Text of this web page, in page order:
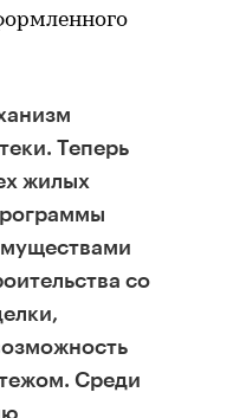
Теперь
жилых
со
Среди